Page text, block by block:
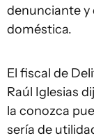
denunciante y
doméstica.
El fiscal de
Raúl Iglesias
la conozca
sería de